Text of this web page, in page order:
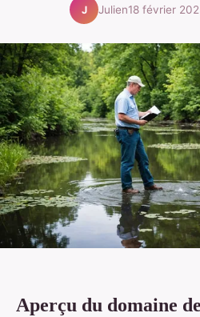
J Julien18 février
Aperçu du domaine